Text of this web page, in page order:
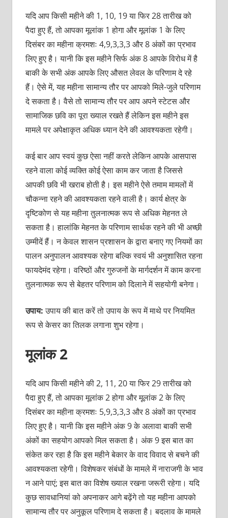
यदि आप किसी महीने की 1, 10, 19 या फिर 28 तारीख को
पैदा हुए हैं, तो आपका मूलांक 1 होगा और मूलांक 1 के लिए
दिसंबर का महीना क्रमशः 4,9,3,3,3 और 8 अंकों का प्रभाव
लिए हुए है। यानी कि इस महीने सिर्फ अंक 8 आपके विरोध में है
बाकी के सभी अंक आपके लिए औसत लेवल के परिणाम दे रहे
हैं। ऐसे में, यह महीना सामान्य तौर पर आपको मिले-जुले परिणाम
दे सकता है। वैसे तो सामान्य तौर पर आप अपने स्टेटस और
सामाजिक छवि का पूरा ख्याल रखते हैं लेकिन इस महीने इस
मामले पर अपेक्षाकृत अधिक ध्यान देने की आवश्यकता रहेगी।
कई बार आप स्वयं कुछ ऐसा नहीं करते लेकिन आपके आसपास
रहने वाला कोई व्यक्ति कोई ऐसा काम कर जाता है जिससे
आपकी छवि भी खराब होती है। इस महीने ऐसे तमाम मामलों में
चौकन्ना रहने की आवश्यकता रहने वाली है। कार्य क्षेत्र के
दृष्टिकोण से यह महीना तुलनात्मक रूप से अधिक मेहनत ले
सकता है। हालांकि मेहनत के परिणाम सार्थक रहने की भी अच्छी
उम्मीदें हैं। न केवल शासन प्रशासन के द्वारा बनाए गए नियमों का
पालन अनुपालन आवश्यक रहेगा बल्कि स्वयं भी अनुशासित रहना
फायदेमंद रहेगा। वरिष्ठों और गुरुजनों के मार्गदर्शन में काम करना
तुलनात्मक रूप से बेहतर परिणाम को दिलाने में सहयोगी बनेगा।
उपाय:उपाय की बात करें तो उपाय के रूप में माथे पर नियमित
रूप से केसर का तिलक लगाना शुभ रहेगा।
मूलांक 2
यदि आप किसी महीने की 2, 11, 20 या फिर 29 तारीख को
पैदा हुए हैं, तो आपका मूलांक 2 होगा और मूलांक 2 के लिए
दिसंबर का महीना क्रमशः 5,9,3,3,3 और 8 अंकों का प्रभाव
लिए हुए है। यानी कि इस महीने अंक 9 के अलावा बाकी सभी
अंकों का सहयोग आपको मिल सकता है। अंक 9 इस बात का
संकेत कर रहा है कि इस महीने बेकार के वाद विवाद से बचने की
आवश्यकता रहेगी। विशेषकर संबंधों के मामले में नाराजगी के भाव
न आने पाएं; इस बात का विशेष ख्याल रखना जरूरी रहेगा। यदि
कुछ सावधानियां को अपनाकर आगे बढ़ेंगे तो यह महीना आपको
सामान्य तौर पर अनुकूल परिणाम दे सकता है। बदलाव के मामले